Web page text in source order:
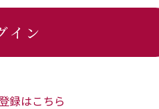
イン
録はこちら